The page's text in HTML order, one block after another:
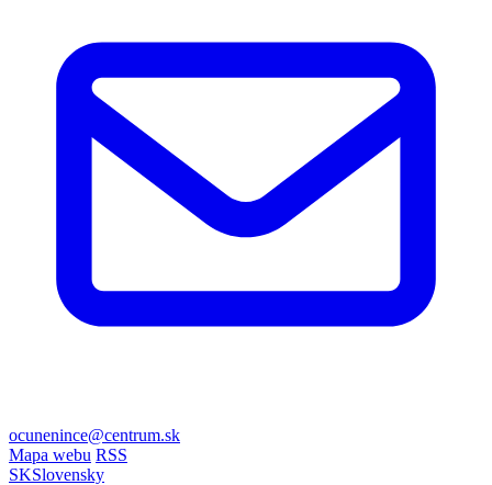
ocunenince@centrum.sk
Mapa webu RSS
SKSlovensky